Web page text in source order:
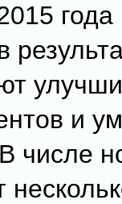
года
и
числе